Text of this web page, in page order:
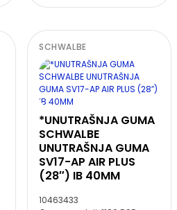
SCHWALBE
*UNUTRAŠNJA GUMA
SCHWALBE
UNUTRAŠNJA GUMA
SV17-AP AIR PLUS
(28″) IB 40MM
10463433